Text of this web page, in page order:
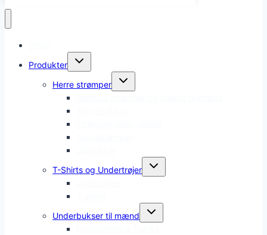
Produkter
Skift
Herre strømper
Skift
T-Shirts og Undertrøjer
Skift
Underbukser til mænd
Skift